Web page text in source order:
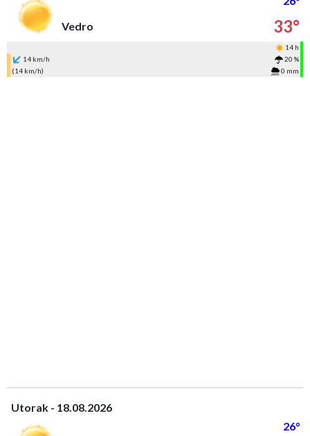
Vedro
33°
14 h
14 km/h
20 %
(14 km/h)
0 mm
Utorak - 18.08.2026
26°